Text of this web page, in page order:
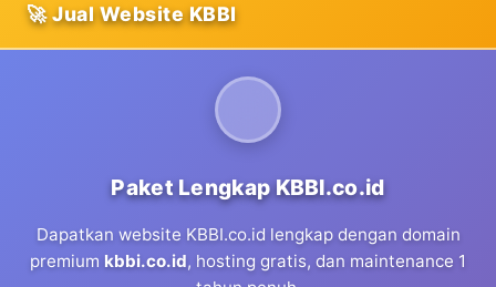
🚀 Jual Website KBBI
Paket Lengkap KBBI.co.id
Dapatkan website KBBI.co.id lengkap dengan domain
premium kbbi.co.id, hosting gratis, dan maintenance 1